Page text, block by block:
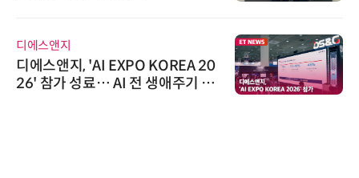
디에스앤지
디에스앤지, 'AI EXPO KOREA 20
26' 참가 성료… AI 전 생애주기 아